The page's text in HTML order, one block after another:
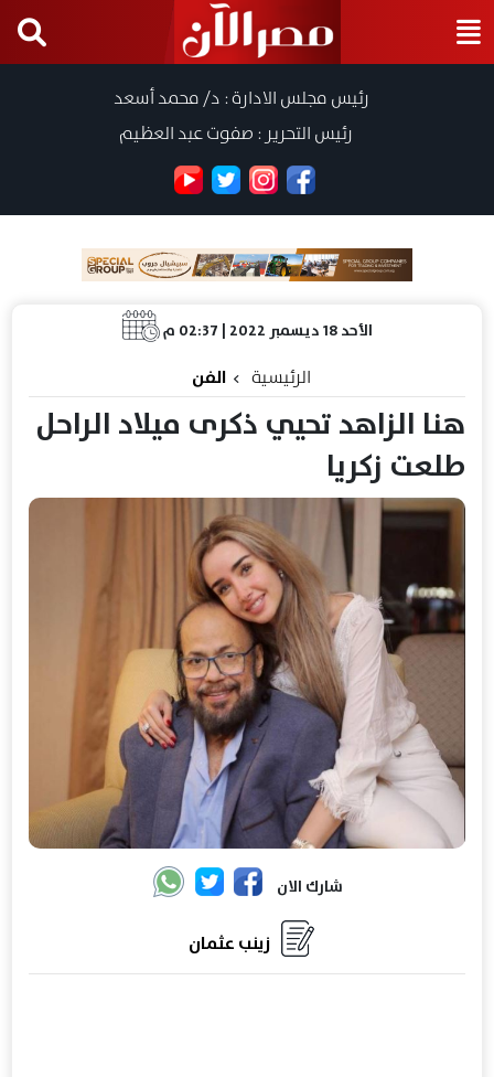
رئيس مجلس الادارة : د/ محمد أسعد
رئيس التحرير : صفوت عبد العظيم
الأحد 18 ديسمبر 2022 | 02:37 م
الرئيسية الفن
هنا الزاهد تحيي ذكرى ميلاد الراحل
طلعت زكريا
شارك الان
زينب عثمان